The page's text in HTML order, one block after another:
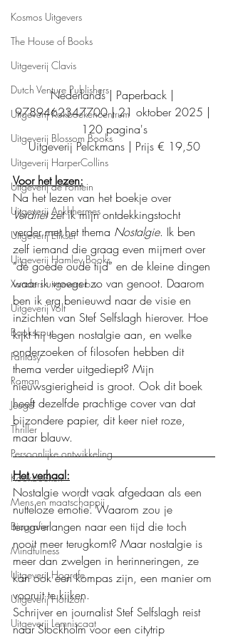
Kosmos Uitgevers
The House of Books
Uitgeverij Clavis
Dutch Venture Publishers
Uitgeverij Kokboekencentrum
Uitgeverij Blossom Books
Uitgeverij HarperCollins
Uitgeverij de Fontein
Uitgeverij Ankhhermes
Uitgeverij Elikser
Uitgeverij Hamley Books
Xanders uitgevers b.v.
Uitgeverij Volt
Bookscout
Fantasy
Roman
Jeugd
Thriller
Persoonlijke ontwikkeling
Kookboeken
Mens en maatschappij
Biografie
Mindfulness
Uitgeverij Hogrefe
Uitgeverij Horizon
Uitgeverij Lemniscaat
Nederlands | Paperback |
9789462347700 | 21 oktober 2025 |
120 pagina's
Uitgeverij Pelckmans | Prijs € 19,50
Voor het lezen:
Na het lezen van het boekje over
Verdriet zet ik mijn ontdekkingstocht
verder met het thema Nostalgie. Ik ben
zelf iemand die graag even mijmert over
“de goede oude tijd” en de kleine dingen
waar ik vroeger zo van genoot. Daarom
ben ik erg benieuwd naar de visie en
inzichten van Stef Selfslagh hierover. Hoe
kijkt hij tegen nostalgie aan, en welke
onderzoeken of filosofen hebben dit
thema verder uitgediept? Mijn
nieuwsgierigheid is groot. Ook dit boek
heeft dezelfde prachtige cover van dat
bijzondere papier, dit keer niet roze,
maar blauw.
Het verhaal:
Nostalgie wordt vaak afgedaan als een
nutteloze emotie. Waarom zou je
terugverlangen naar een tijd die toch
nooit meer terugkomt? Maar nostalgie is
meer dan zwelgen in herinneringen, ze
kan ook een kompas zijn, een manier om
vooruit te kijken.
Schrijver en journalist Stef Selfslagh reist
naar Stockholm voor een citytrip